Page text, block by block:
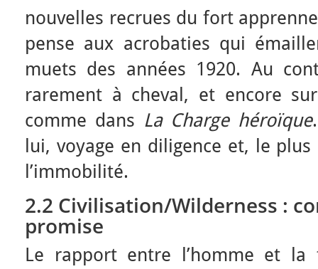
nouvelles recrues du fort
pense aux acrobaties qui
muets des années 1920. Au
rarement à cheval, et encore
comme dans La Charge héroïque
lui, voyage en diligence et, le
l’immobilité.
2.2 Civilisation/Wilderness :
promise
Le rapport entre l’homme et la